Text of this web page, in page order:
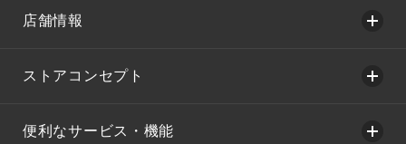
店舗情報
ストアコンセプト
便利なサービス・機能